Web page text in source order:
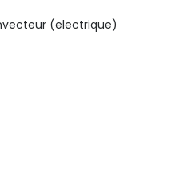
(electrique)